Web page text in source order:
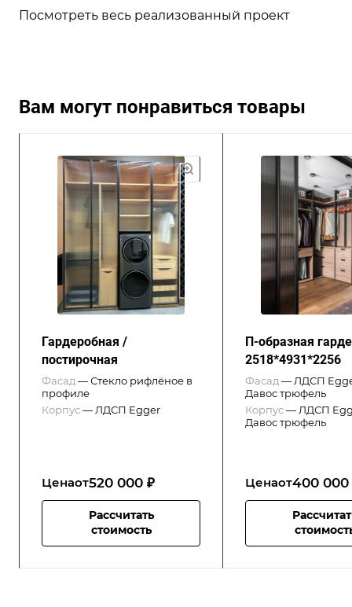
Посмотреть весь реализованный проект
Вам могут понравиться товары
Гардеробная /
постирочная
Фасад —Стекло рифлёное в
профиле
Корпус— ЛДСП Egger
Ценаот520 000 ₽
Рассчитать
стоимость
П-образная
2518*4931*2256
Фасад — ЛДСП
Давос трюфель
Корпус— ЛДСП
Давос трюфель
Ценаот400 000